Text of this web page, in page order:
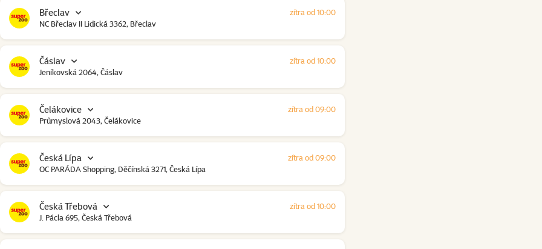
Břeclav
NC Břeclav II Lidická 3362, Břeclav
zítra od 10:00
Čáslav
Jeníkovská 2064, Čáslav
zítra od 10:00
Čelákovice
Průmyslová 2043, Čelákovice
zítra od 09:00
Česká Lípa
OC PARÁDA Shopping, Děčínská 3271, Česká Lípa
zítra od 09:00
Česká Třebová
J. Pácla 695, Česká Třebová
zítra od 10:00